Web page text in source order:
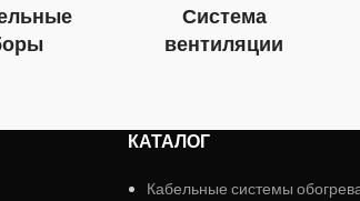
Система
вентиляции
КАТАЛОГ
Кабельные системы